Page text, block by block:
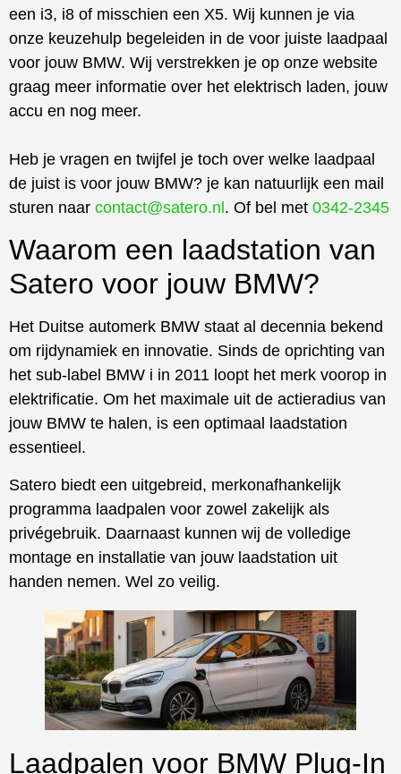
een i3, i8 of misschien een X5. Wij kunnen je via
onze keuzehulp begeleiden in de voor juiste laadpaal
voor jouw BMW. Wij verstrekken je op onze website
graag meer informatie over het elektrisch laden, jouw
accu en nog meer.
Heb je vragen en twijfel je toch over welke laadpaal
de juist is voor jouw BMW? je kan natuurlijk een mail
sturen naar contact@satero.nl. Of bel met 0342-2345
Waarom een laadstation van
Satero voor jouw BMW?
Het Duitse automerk BMW staat al decennia bekend
om rijdynamiek en innovatie. Sinds de oprichting van
het sub-label BMW i in 2011 loopt het merk voorop in
elektrificatie. Om het maximale uit de actieradius van
jouw BMW te halen, is een optimaal laadstation
essentieel.
Satero biedt een uitgebreid, merkonafhankelijk
programma laadpalen voor zowel zakelijk als
privégebruik. Daarnaast kunnen wij de volledige
montage en installatie van jouw laadstation uit
handen nemen. Wel zo veilig.
Laadpalen voor BMW Plug-In